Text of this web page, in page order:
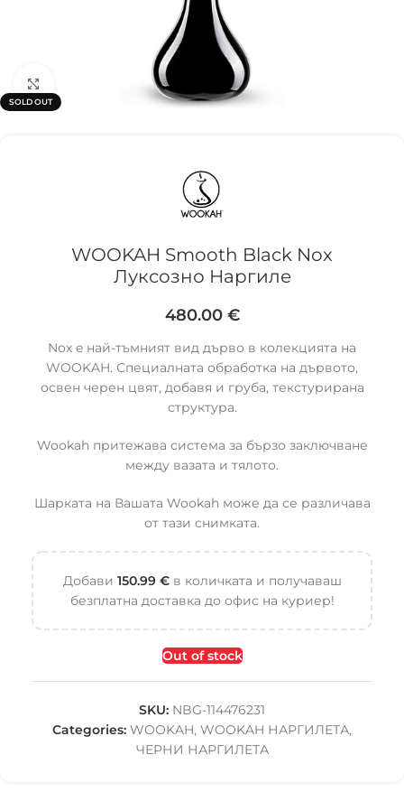
SOLD OUT
WOOKAH Smooth Black Nox
Луксозно Наргиле
480.00 €
Nox e най-тъмният вид дърво в колекцията на
WOOKAH. Специалната обработка на дървото,
освен черен цвят, добавя и груба, текстурирана
структура.
Wookah притежава система за бързо заключване
между вазата и тялото.
Шарката на Вашата Wookah може да се различава
от тази снимката.
Добави 150.99 €в количката и получаваш
безплатна доставка до офис на куриер!
Out of stock
SKU: NBG-114476231
Categories: WOOKAH, WOOKAH НАРГИЛЕТА,
ЧЕРНИ НАРГИЛЕТА